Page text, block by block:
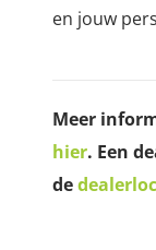
en jouw
Meer
hier. Een
de